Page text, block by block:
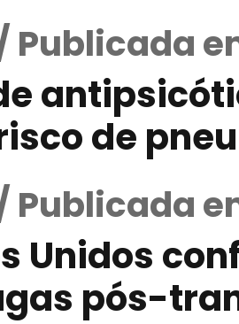
de
Publicada
Unidos
pós-